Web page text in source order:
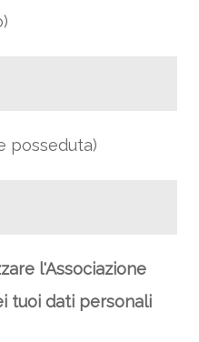
posseduta)
l'Associazione
tuoi dati personali